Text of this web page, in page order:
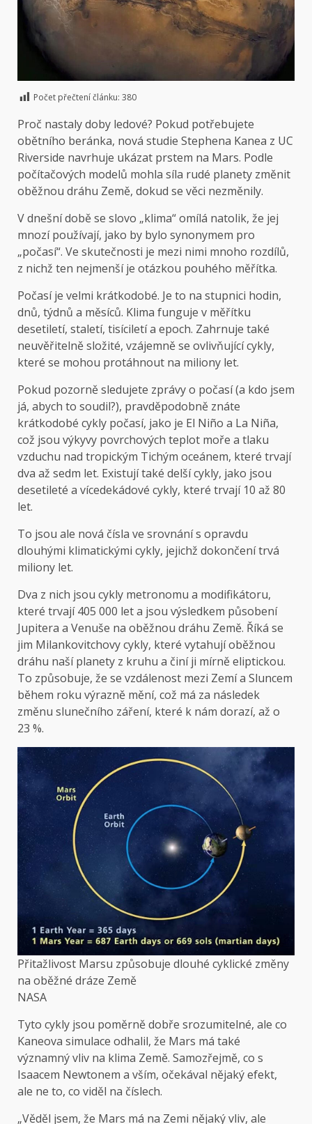
Počet přečtení článku: 380
Proč nastaly doby ledové? Pokud potřebujete
obětního beránka, nová studie Stephena Kanea z UC
Riverside navrhuje ukázat prstem na Mars. Podle
počítačových modelů mohla síla rudé planety změnit
oběžnou dráhu Země, dokud se věci nezměnily.
V dnešní době se slovo „klima“ omílá natolik, že jej
mnozí používají, jako by bylo synonymem pro
„počasí“. Ve skutečnosti je mezi nimi mnoho rozdílů,
z nichž ten nejmenší je otázkou pouhého měřítka.
Počasí je velmi krátkodobé. Je to na stupnici hodin,
dnů, týdnů a měsíců. Klima funguje v měřítku
desetiletí, staletí, tisíciletí a epoch. Zahrnuje také
neuvěřitelně složité, vzájemně se ovlivňující cykly,
které se mohou protáhnout na miliony let.
Pokud pozorně sledujete zprávy o počasí (a kdo jsem
já, abych to soudil?), pravděpodobně znáte
krátkodobé cykly počasí, jako je El Niño a La Niña,
což jsou výkyvy povrchových teplot moře a tlaku
vzduchu nad tropickým Tichým oceánem, které trvají
dva až sedm let. Existují také delší cykly, jako jsou
desetileté a vícedekádové cykly, které trvají 10 až 80
let.
To jsou ale nová čísla ve srovnání s opravdu
dlouhými klimatickými cykly, jejichž dokončení trvá
miliony let.
Dva z nich jsou cykly metronomu a modifikátoru,
které trvají 405 000 let a jsou výsledkem působení
Jupitera a Venuše na oběžnou dráhu Země. Říká se
jim Milankovitchovy cykly, které vytahují oběžnou
dráhu naší planety z kruhu a činí ji mírně eliptickou.
To způsobuje, že se vzdálenost mezi Zemí a Sluncem
během roku výrazně mění, což má za následek
změnu slunečního záření, které k nám dorazí, až o
23 %.
Přitažlivost Marsu způsobuje dlouhé cyklické změny
na oběžné dráze Země
NASA
Tyto cykly jsou poměrně dobře srozumitelné, ale co
Kaneova simulace odhalil, že Mars má také
významný vliv na klima Země. Samozřejmě, co s
Isaacem Newtonem a vším, očekával nějaký efekt,
ale ne to, co viděl na číslech.
„Věděl jsem, že Mars má na Zemi nějaký vliv, ale